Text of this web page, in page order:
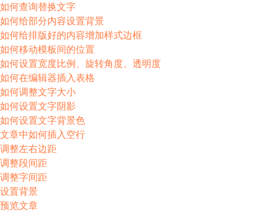
如何查询替换文字
如何给部分内容设置背景
如何给排版好的内容增加样式边框
如何移动模板间的位置
如何设置宽度比例、旋转角度、透明度
如何在编辑器插入表格
如何调整文字大小
如何设置文字阴影
如何设置文字背景色
文章中如何插入空行
调整左右边距
调整段间距
调整字间距
设置背景
预览文章